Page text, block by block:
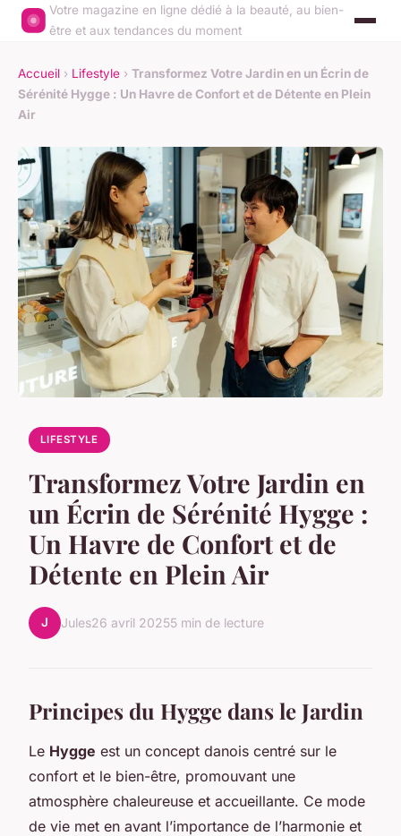
Votre magazine en ligne dédié à la beauté, au bien-
être et aux tendances du moment
Accueil › Lifestyle › Transformez Votre Jardin en un Écrin de
Sérénité Hygge : Un Havre de Confort et de Détente en Plein
Air
LIFESTYLE
Transformez Votre Jardin en
un Écrin de Sérénité Hygge :
Un Havre de Confort et de
Détente en Plein Air
J Jules26 avril 20255 min de lecture
Principes du Hygge dans le Jardin
Le Hygge est un concept danois centré sur le
confort et le bien-être, promouvant une
atmosphère chaleureuse et accueillante. Ce mode
de vie met en avant l’importance de l’harmonie et